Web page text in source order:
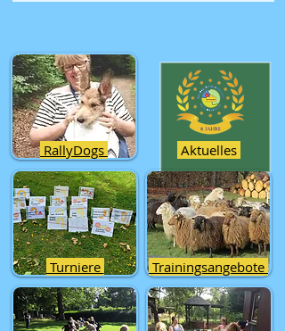
RallyDogs Aktuelles
Turniere Trainingsangebote